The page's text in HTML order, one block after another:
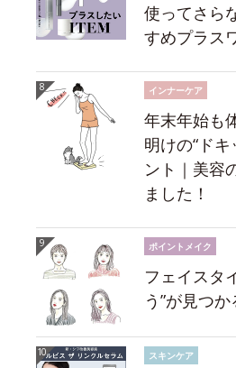
使ってさら
すめプラス
インナーケア
年末年始も
明けの“ドキ
ント｜美容
ました！
ポイントメイク
フェイスタ
う”が見つ
スキンケア